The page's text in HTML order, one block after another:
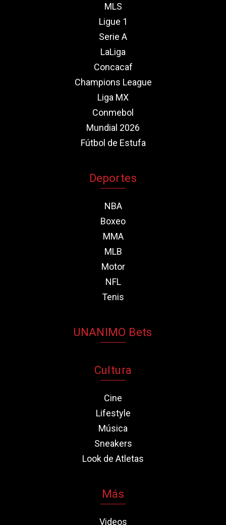
MLS
Ligue 1
Serie A
LaLiga
Concacaf
Champions League
Liga MX
Conmebol
Mundial 2026
Fútbol de Estufa
Deportes
NBA
Boxeo
MMA
MLB
Motor
NFL
Tenis
UNANIMO Bets
Cultura
Cine
Lifestyle
Música
Sneakers
Look de Atletas
Más
Videos